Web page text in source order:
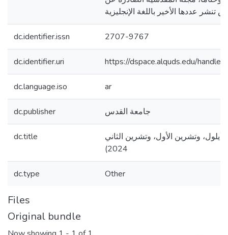
dc.identifier.issn 2707-9767
dc.identifier.uri https://dspace.alquds.edu/
dc.language.iso ar
dc.publisher جامعة القدس
dc.title
وتشرين الأول، وتشرين الثاني
2024)
dc.type Other
Files
Original bundle